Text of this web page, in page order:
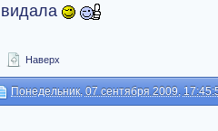
видала
Наверх
Понедельник, 07 сентября 2009,